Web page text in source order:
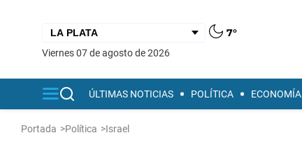
7°
viernes 07 de agosto de 2026
ÚLTIMAS NOTICIAS POLÍTICA ECONOMÍA
Portada >Política >Israel